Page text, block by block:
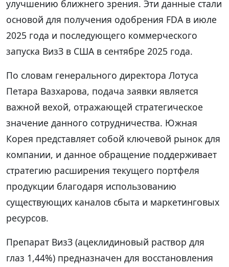
улучшению ближнего зрения. Эти данные стали
основой для получения одобрения FDA в июле
2025 года и последующего коммерческого
запуска ВизЗ в США в сентябре 2025 года.
По словам генерального директора Лотуса
Петара Вазхарова, подача заявки является
важной вехой, отражающей стратегическое
значение данного сотрудничества. Южная
Корея представляет собой ключевой рынок для
компании, и данное обращение поддерживает
стратегию расширения текущего портфеля
продукции благодаря использованию
существующих каналов сбыта и маркетинговых
ресурсов.
Препарат ВизЗ (ацеклидиновый раствор для
глаз 1,44%) предназначен для восстановления